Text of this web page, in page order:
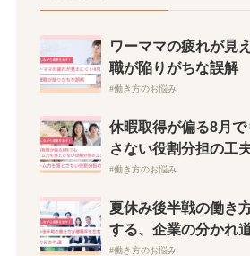
ワーママの疲れが見
職が陥りがちな誤解
働き方のお悩み
休暇取得が偏る8月
さない役割分担の工
働き方のお悩み
夏休み後半戦の働き
する、企業の分かれ
働き方のお悩み